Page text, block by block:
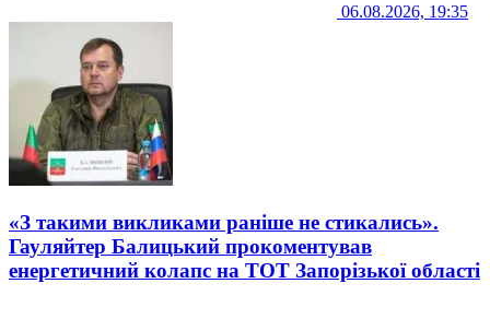
06.08.2026, 19:35
«З такими викликами раніше не стикались».
Гауляйтер Балицький прокоментував
енергетичний колапс на ТОТ Запорізької області